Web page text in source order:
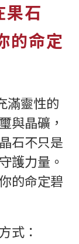
果石
命定
滿靈性的
與晶礦，
石不只是
護力量。
的命定碧
式：